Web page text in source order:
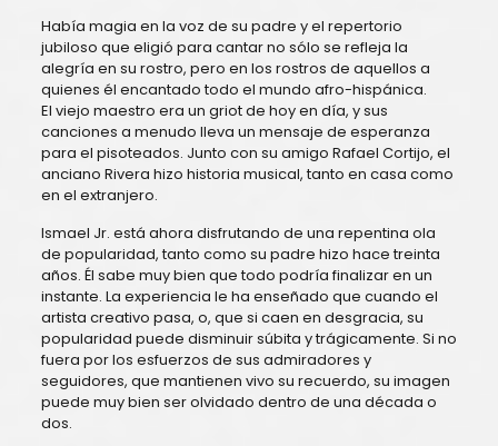
Había magia en la voz de su padre y el repertorio
jubiloso que eligió para cantar no sólo se refleja la
alegría en su rostro, pero en los rostros de aquellos a
quienes él encantado todo el mundo afro-hispánica.
El viejo maestro era un griot de hoy en día, y sus
canciones a menudo lleva un mensaje de esperanza
para el pisoteados. Junto con su amigo Rafael Cortijo, el
anciano Rivera hizo historia musical, tanto en casa como
en el extranjero.
Ismael Jr. está ahora disfrutando de una repentina ola
de popularidad, tanto como su padre hizo hace treinta
años. Él sabe muy bien que todo podría finalizar en un
instante. La experiencia le ha enseñado que cuando el
artista creativo pasa, o, que si caen en desgracia, su
popularidad puede disminuir súbita y trágicamente. Si no
fuera por los esfuerzos de sus admiradores y
seguidores, que mantienen vivo su recuerdo, su imagen
puede muy bien ser olvidado dentro de una década o
dos.